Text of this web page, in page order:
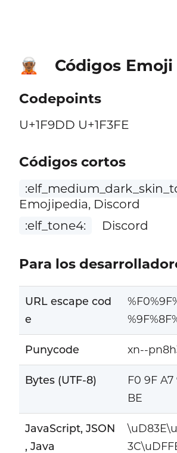
🧝🏾 Códigos Emoji
Codepoints
U+1F9DD U+1F3FE
Códigos cortos
Emojipedia, Discord
:elf_tone4:
Discord
Para los
URL escape cod
e
Punycode xn--
Bytes (UTF-8)
F0 9F
BE
JavaScript, JSON
, Java